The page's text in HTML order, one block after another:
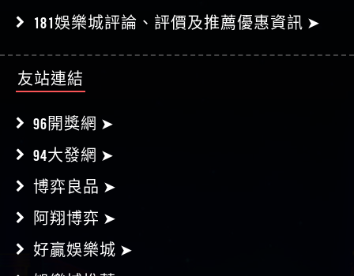
友站連結
96開獎網 ➤
94大發網 ➤
博弈良品 ➤
阿翔博弈 ➤
好贏娛樂城 ➤
娛樂城推薦 ➤